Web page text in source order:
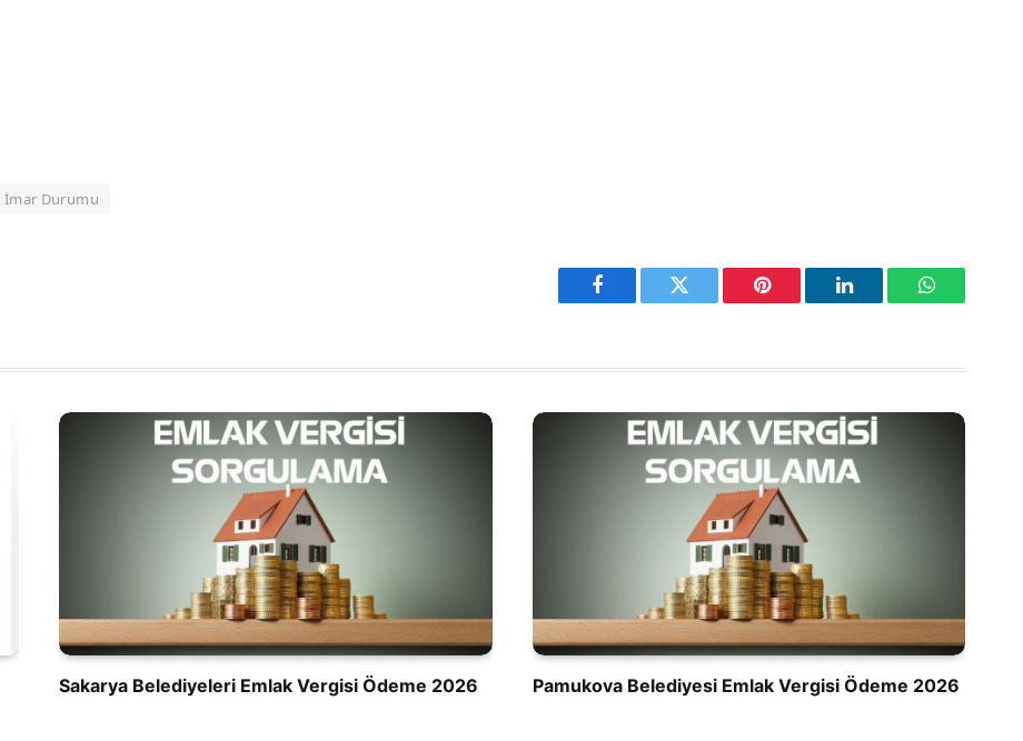
İmar Durumu
Facebook Twitter Pinterest LinkedIn WhatsApp
Sakarya Belediyeleri Emlak Vergisi Ödeme 2026 Pamukova Belediyesi Emlak Vergisi Ödeme 2026